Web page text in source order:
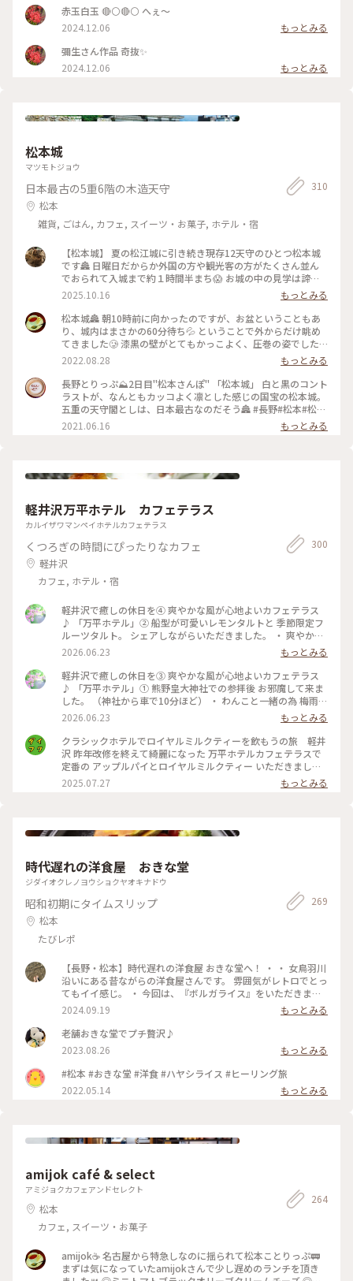
赤玉白玉 🔴⚪🔴⚪ へぇ～
2024.12.06
もっとみる
彌生さん作品 奇抜✨
2024.12.06
もっとみる
松本城
マツモトジョウ
日本最古の5重6階の木造天守
松本
雑貨, ごはん, カフェ, スイーツ・お菓子, ホテル・宿
310
【松本城】 夏の松江城に引き続き現存12天守のひとつ松本城
です🏯 日曜日だからか外国の方や観光客の方がたくさん並ん
でおられて入城まで約１時間半まち😱 お城の中の見学は諦め
て外観のみ堪能してきました 現存12天守のうち五重天守が見
れるのは姫路城と松本城のみ👀 別名が深志城の6階建のかっこ
いい黒いお城です✨ 黒いから烏城🐦‍⬛とも呼ばれているんです
がそれは60年前くらいにバスガイドさんが言いはじめたそうで
正式な別名ではないそうです😳 やはりお堀とおっきい天守閣
って絵になりますよねぇ☺️ お城の近くでコスモスが咲いてい
るのも見つけました🌸秋ですねぇ🍂 （2025.9.21） #現存12天
守 #国宝5城 #国宝 #お城 #秋の信州推し事の旅2025 #秋の装い
#松本 #ことりっぷ長野
2025.10.16
もっとみる
松本城🏯 朝10時前に向かったのですが、お盆ということもあ
り、城内はまさかの60分待ち💦 ということで外からだけ眺め
てきました🥲 漆黒の壁がとてもかっこよく、圧巻の姿でした✨
最寄りのバス停を降りると、お堀に白鳥がいました🦢 (来訪
日:8月中旬) #松本 #松本城 #城 #風景 #景色 #ことりっぷ長野
#Myことりっぷ #私のことりっぷ2022
2022.08.28
もっとみる
長野とりっぷ⛰2日目"松本さんぽ" 「松本城」 白と黒のコント
ラストが、なんともカッコよく凛とした感じの国宝の松本城。
五重の天守閣としは、日本最古なのだそう🏯 #長野#松本#松本
城#ライトアップ#自然にふれる
2021.06.16 もっとみる
軽井沢万平ホテル カフェテラス
カルイザワマンペイホテルカフェテラス
くつろぎの時間にぴったりなカフェ
軽井沢
カフェ, ホテル・宿
300
軽井沢で癒しの休日を④ 爽やかな風が心地よいカフェテラス
♪ 「万平ホテル」② 船型が可愛いレモンタルトと 季節限定フ
ルーツタルト。 シェアしながらいただきました。 ・ 爽やかな
風景を楽しみながら 贅沢なティータイムになりました。 #軽井
沢 #万平ホテル #万平ホテルカフェテラス #カフェテラス
2026.06.23
もっとみる
軽井沢で癒しの休日を③ 爽やかな風が心地よいカフェテラス
♪ 「万平ホテル」① 熊野皇大神社での参拝後 お邪魔して来ま
した。 （神社から車で10分ほど） ・ わんこと一緒の為 梅雨晴
れがほんとありがたく 軽井沢の爽やかな風を感じながら レモ
ンタルトとフルーツタルト おいしいティータイムに♡ ・ #軽
井沢 #万平ホテル#カフェテラス#万平ホテルカフェテラス
2026.06.23
もっとみる
クラシックホテルでロイヤルミルクティーを飲もうの旅 軽井
沢 昨年改修を終えて綺麗になった 万平ホテルカフェテラスで
定番の アップルパイとロイヤルミルクティー いただきました
かのジョン・レノン直伝といわれる ロイヤルミルクティーは
ミルクの マイルドさがありながらもスッキリと 紅茶葉の香り
ッキー缶を自分へのお土産に 買いました 綺麗！可愛い！そし
2025.07.27 もっとみる
時代遅れの洋食屋 おきな堂
ジダイオクレノヨウショクヤオキナドウ
昭和初期にタイムスリップ
松本
たびレポ
269
【長野・松本】時代遅れの洋食屋 おきな堂へ！ ・ ・ 女鳥羽川
沿いにある昔ながらの洋食屋さんです。 雰囲気がレトロでとっ
てもイイ感じ。 ・ 今回は、『ボルガライス』をいただきまし
た。 真ん中にオムライス左右にチキンカツとハヤシが乗って
います。 チキンカツには味がしっかりついていて、オムライス
との相性👍ハヤシも濃いめの味でオムライスとの相性👍とって
も美味しかったです☆ ・ このお店、友達が連れてきてくれた
んですが、私も誰かに紹介したいと思うお店でした。 ・ ・ #
松本市 #松本市ランチ #松本市ディナー #おきな堂 #ボルガラ
イス #松本城周辺 #松本駅周辺
2024.09.19
もっとみる
老舗おきな堂でプチ贅沢♪
2023.08.26
もっとみる
#松本 #おきな堂 #洋食 #ハヤシライス #ヒーリング旅
2022.05.14
もっとみる
amijok café & select
アミジョクカフェアンドセレクト
松本
カフェ, スイーツ・お菓子
264
amijok☕ 名古屋から特急しなのに揺られて松本ことりっぷ🚃
まずは気になっていたamijokさんで少し遅めのランチを頂き